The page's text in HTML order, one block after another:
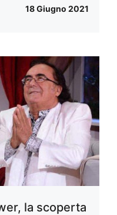
18 Giugno 2021
la scoperta